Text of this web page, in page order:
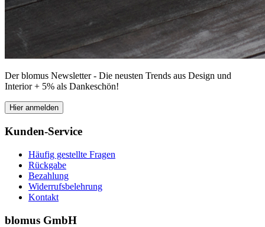
Der blomus Newsletter - Die neusten Trends aus Design und
Interior + 5% als Dankeschön!
Hier anmelden
Kunden-Service
Häufig gestellte Fragen
Rückgabe
Bezahlung
Widerrufsbelehrung
Kontakt
blomus GmbH